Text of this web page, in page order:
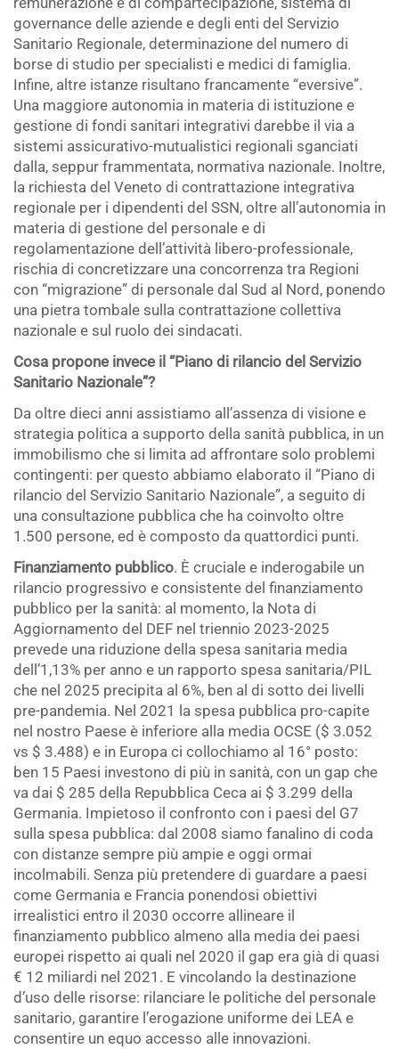
governance delle aziende e degli enti del Servizio
Sanitario Regionale, determinazione del numero di
borse di studio per specialisti e medici di famiglia.
Infine, altre istanze risultano francamente “eversive”.
Una maggiore autonomia in materia di istituzione e
gestione di fondi sanitari integrativi darebbe il via a
sistemi assicurativo-mutualistici regionali sganciati
dalla, seppur frammentata, normativa nazionale. Inoltre,
la richiesta del Veneto di contrattazione integrativa
regionale per i dipendenti del SSN, oltre all’autonomia in
materia di gestione del personale e di
regolamentazione dell’attività libero-professionale,
rischia di concretizzare una concorrenza tra Regioni
con “migrazione” di personale dal Sud al Nord, ponendo
una pietra tombale sulla contrattazione collettiva
nazionale e sul ruolo dei sindacati.
Cosa propone invece il “Piano di rilancio del Servizio
Sanitario Nazionale”?
Da oltre dieci anni assistiamo all’assenza di visione e
strategia politica a supporto della sanità pubblica, in un
immobilismo che si limita ad affrontare solo problemi
contingenti: per questo abbiamo elaborato il “Piano di
rilancio del Servizio Sanitario Nazionale”, a seguito di
una consultazione pubblica che ha coinvolto oltre
1.500 persone, ed è composto da quattordici punti.
Finanziamento pubblico. È cruciale e inderogabile un
rilancio progressivo e consistente del finanziamento
pubblico per la sanità: al momento, la Nota di
Aggiornamento del DEF nel triennio 2023-2025
prevede una riduzione della spesa sanitaria media
dell’1,13% per anno e un rapporto spesa sanitaria/PIL
che nel 2025 precipita al 6%, ben al di sotto dei livelli
pre-pandemia. Nel 2021 la spesa pubblica pro-capite
nel nostro Paese è inferiore alla media OCSE ($ 3.052
vs $ 3.488) e in Europa ci collochiamo al 16° posto:
ben 15 Paesi investono di più in sanità, con un gap che
va dai $ 285 della Repubblica Ceca ai $ 3.299 della
Germania. Impietoso il confronto con i paesi del G7
sulla spesa pubblica: dal 2008 siamo fanalino di coda
con distanze sempre più ampie e oggi ormai
incolmabili. Senza più pretendere di guardare a paesi
come Germania e Francia ponendosi obiettivi
irrealistici entro il 2030 occorre allineare il
finanziamento pubblico almeno alla media dei paesi
europei rispetto ai quali nel 2020 il gap era già di quasi
€ 12 miliardi nel 2021. E vincolando la destinazione
d’uso delle risorse: rilanciare le politiche del personale
sanitario, garantire l’erogazione uniforme dei LEA e
consentire un equo accesso alle innovazioni.